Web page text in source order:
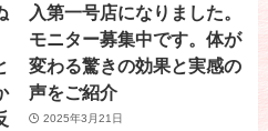
入第一号店になりました。
モニター募集中です。体が
変わる驚きの効果と実感の
声をご紹介
2025年3月21日